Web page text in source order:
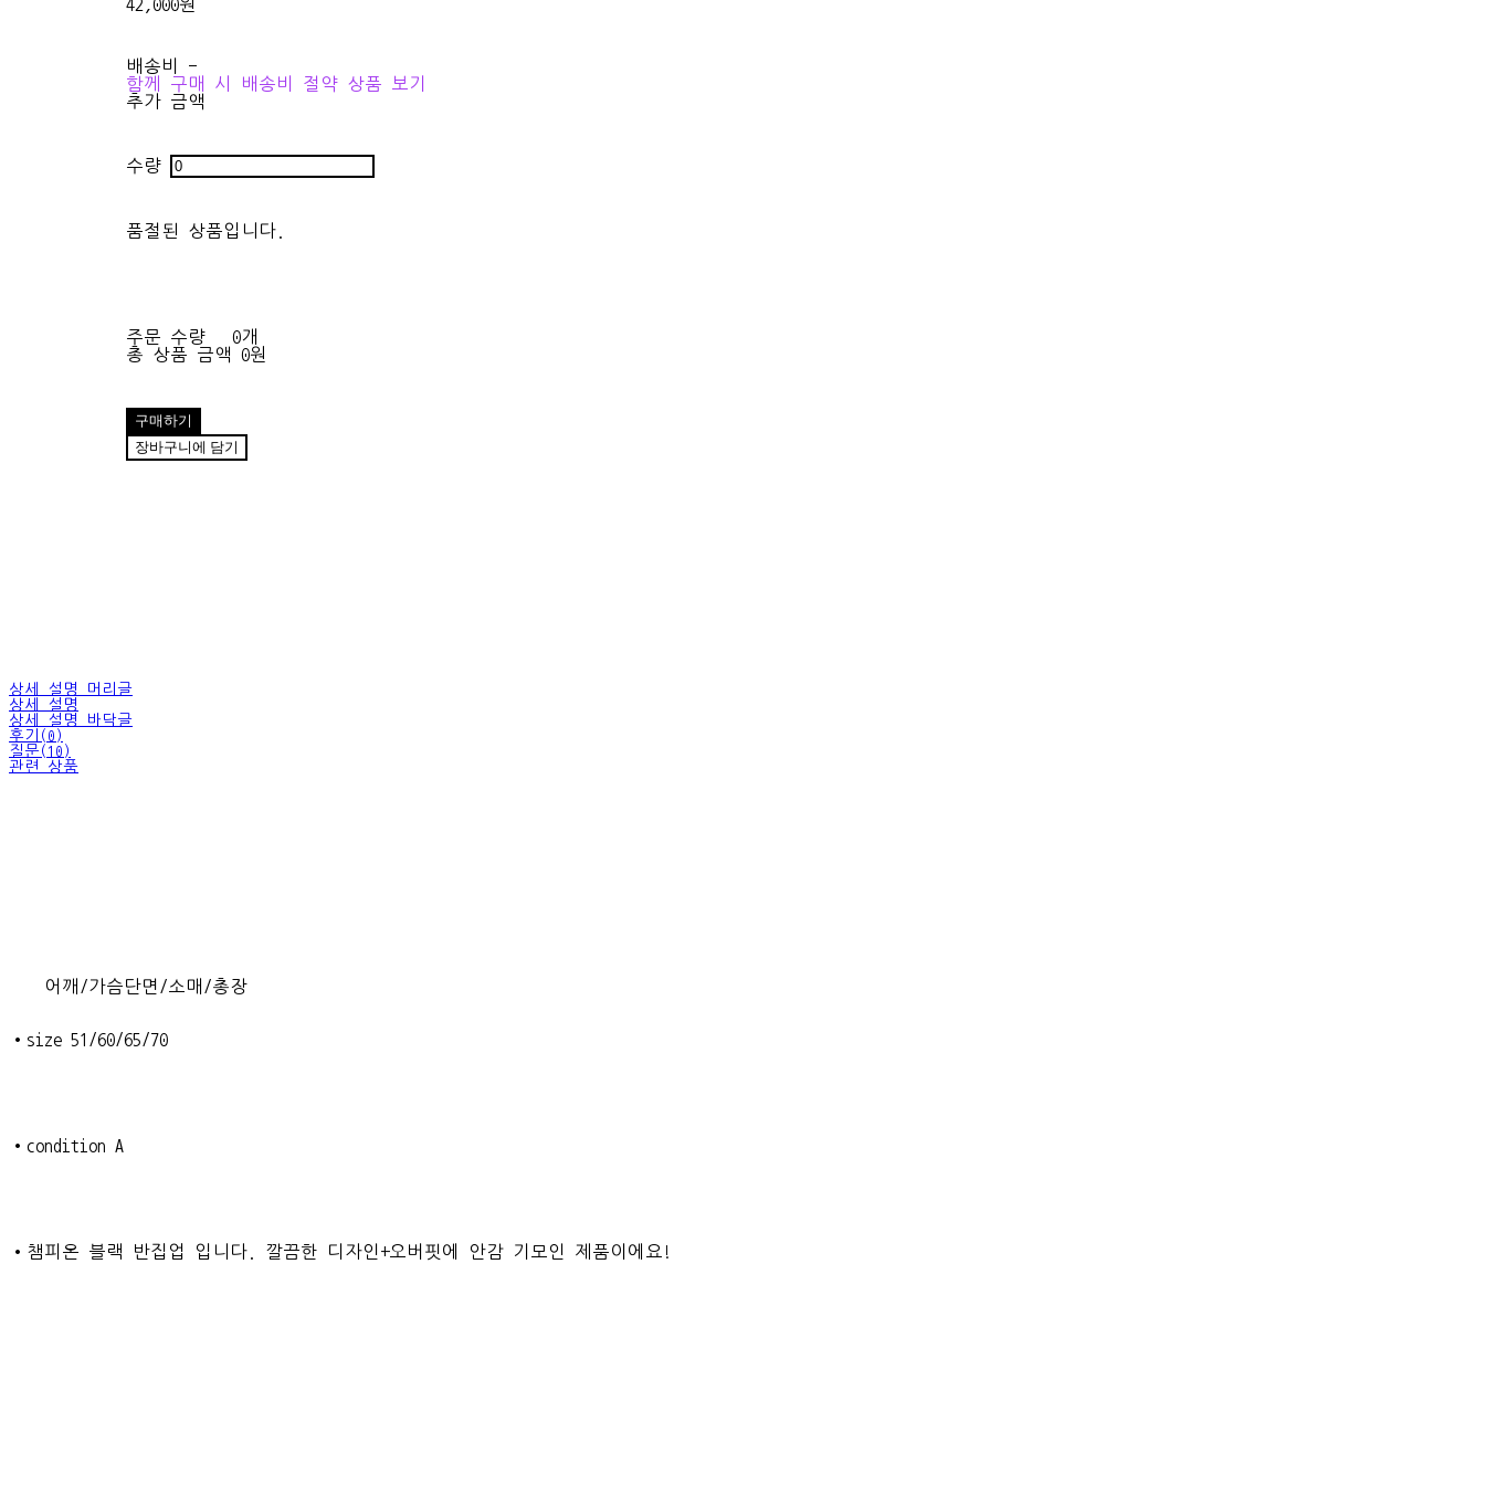
42,000원
배송비 -
함께 구매 시 배송비 절약 상품 보기
추가 금액
수량
품절된 상품입니다.
주문 수량
0개
총 상품 금액
0원
구매하기
장바구니에 담기
상세 설명 머리글
상세 설명
상세 설명 바닥글
후기(0)
질문(10)
관련 상품
어깨/가슴단면/소매/총장
•size 51/60/65/70
•condition A
•챔피온 블랙 반집업 입니다. 깔끔한 디자인+오버핏에 안감 기모인 제품이에요!